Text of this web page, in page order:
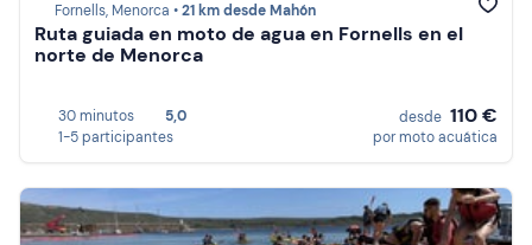
Fornells, Menorca •21 km desde Mahón
Ruta guiada en moto de agua en Fornells en el
norte de Menorca
30 minutos
5,0
1-5 participantes
desde 110 €
por moto acuática